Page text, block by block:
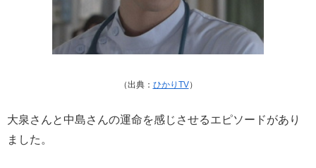
（出典： ひかりTV）
大泉さんと中島さんの運命を感じさせるエピソードがあり
ました。